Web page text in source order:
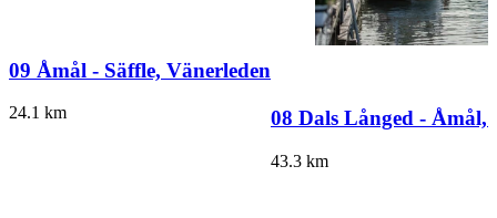
09 Åmål - Säffle, Vänerleden
24.1 km 08 Dals Långed - Åmål,
43.3 km